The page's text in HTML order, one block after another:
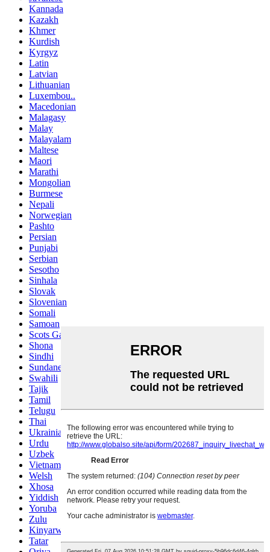
Kannada
Kazakh
Khmer
Kurdish
Kyrgyz
Latin
Latvian
Lithuanian
Luxembou..
Macedonian
Malagasy
Malay
Malayalam
Maltese
Maori
Marathi
Mongolian
Burmese
Nepali
Norwegian
Pashto
Persian
Punjabi
Serbian
Sesotho
Sinhala
Slovak
Slovenian
Somali
Samoan
Scots Gaelic
Shona
Sindhi
Sundanese
Swahili
Tajik
Tamil
Telugu
Thai
Ukrainian
Urdu
Uzbek
Vietnamese
Welsh
Xhosa
Yiddish
Yoruba
Zulu
Kinyarwanda
Tatar